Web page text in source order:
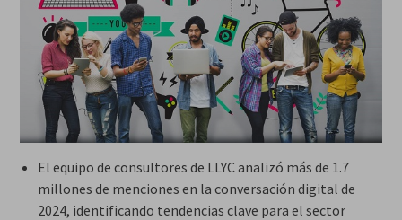
El equipo de consultores de LLYC analizó más de 1.7
millones de menciones en la conversación digital de
2024, identificando tendencias clave para el sector